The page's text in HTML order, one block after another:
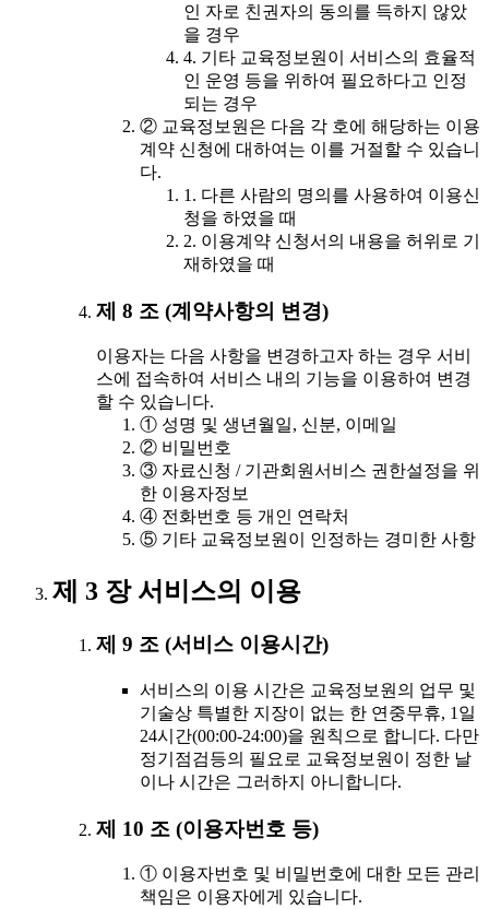
인 자로 친권자의 동의를 득하지 않았
을 경우
4. 기타 교육정보원이 서비스의 효율적
인 운영 등을 위하여 필요하다고 인정
되는 경우
② 교육정보원은 다음 각 호에 해당하는 이용
계약 신청에 대하여는 이를 거절할 수 있습니
다.
1. 다른 사람의 명의를 사용하여 이용신
청을 하였을 때
2. 이용계약 신청서의 내용을 허위로 기
재하였을 때
제 8 조 (계약사항의 변경)
이용자는 다음 사항을 변경하고자 하는 경우 서비
스에 접속하여 서비스 내의 기능을 이용하여 변경
할 수 있습니다.
① 성명 및 생년월일, 신분, 이메일
② 비밀번호
③ 자료신청 / 기관회원서비스 권한설정을 위
한 이용자정보
④ 전화번호 등 개인 연락처
⑤ 기타 교육정보원이 인정하는 경미한 사항
제 3 장 서비스의 이용
제 9 조 (서비스 이용시간)
서비스의 이용 시간은 교육정보원의 업무 및
기술상 특별한 지장이 없는 한 연중무휴, 1일
24시간(00:00-24:00)을 원칙으로 합니다. 다만
정기점검등의 필요로 교육정보원이 정한 날
이나 시간은 그러하지 아니합니다.
제 10 조 (이용자번호 등)
① 이용자번호 및 비밀번호에 대한 모든 관리
책임은 이용자에게 있습니다.